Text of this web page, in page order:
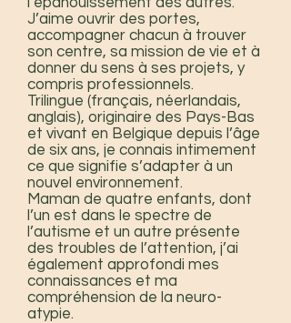
J’aime ouvrir des portes,
accompagner chacun à trouver
son centre, sa mission de vie et à
donner du sens à ses projets, y
compris professionnels.
Trilingue (français, néerlandais,
anglais), originaire des Pays-Bas
et vivant en Belgique depuis l’âge
de six ans, je connais intimement
ce que signifie s’adapter à un
nouvel environnement.
Maman de quatre enfants, dont
l’un est dans le spectre de
l’autisme et un autre présente
des troubles de l’attention, j’ai
également approfondi mes
connaissances et ma
compréhension de la neuro-
atypie.